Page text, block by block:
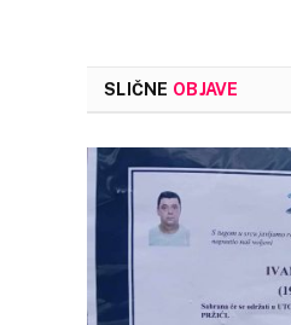
SLIČNE OBJAVE